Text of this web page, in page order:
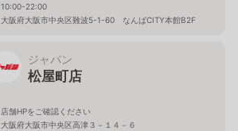
10:00-22:00
大阪府大阪市中央区難波5-1-60 なんばCITY本館B2F
ジャパン
松屋町店
店舗HPをご確認ください
大阪府大阪市中央区高津３－１４－６